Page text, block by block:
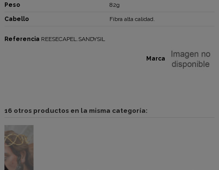
Peso 82g
Cabello Fibra alta calidad.
Marca
Referencia REESECAPEL.SANDYSIL
16 otros productos en la misma categoría: